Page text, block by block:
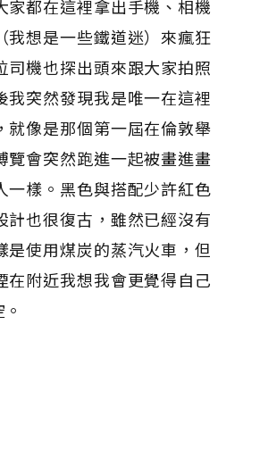
家都在這裡拿出手機、相機
我想是一些鐵道迷）來瘋狂
司機也探出頭來跟大家拍照
我突然發現我是唯一在這裡
就像是那個第一屆在倫敦舉
覽會突然跑進一起被畫進畫
一樣。黑色與搭配少許紅色
計也很復古，雖然已經沒有
是使用煤炭的蒸汽火車，但
在附近我想我會更覺得自己